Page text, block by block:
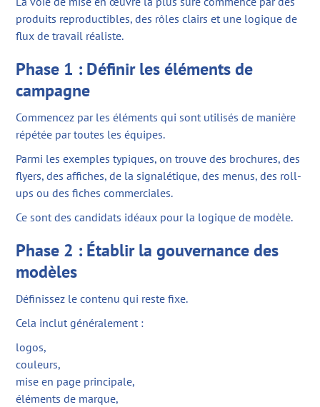
produits reproductibles, des rôles clairs et une logique de
flux de travail réaliste.
Phase 1 : Définir les éléments de
campagne
Commencez par les éléments qui sont utilisés de manière
répétée par toutes les équipes.
Parmi les exemples typiques, on trouve des brochures, des
flyers, des affiches, de la signalétique, des menus, des roll-
ups ou des fiches commerciales.
Ce sont des candidats idéaux pour la logique de modèle.
Phase 2 : Établir la gouvernance des
modèles
Définissez le contenu qui reste fixe.
Cela inclut généralement :
logos,
couleurs,
mise en page principale,
éléments de marque,